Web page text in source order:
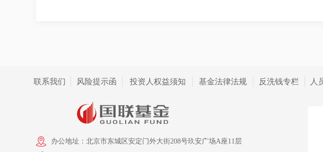
联系我们 风险提示函 投资人权益须知 基金法律法规 反洗钱专栏 人
办公地址：北京市东城区安定门外大街208号玖安广场A座11层